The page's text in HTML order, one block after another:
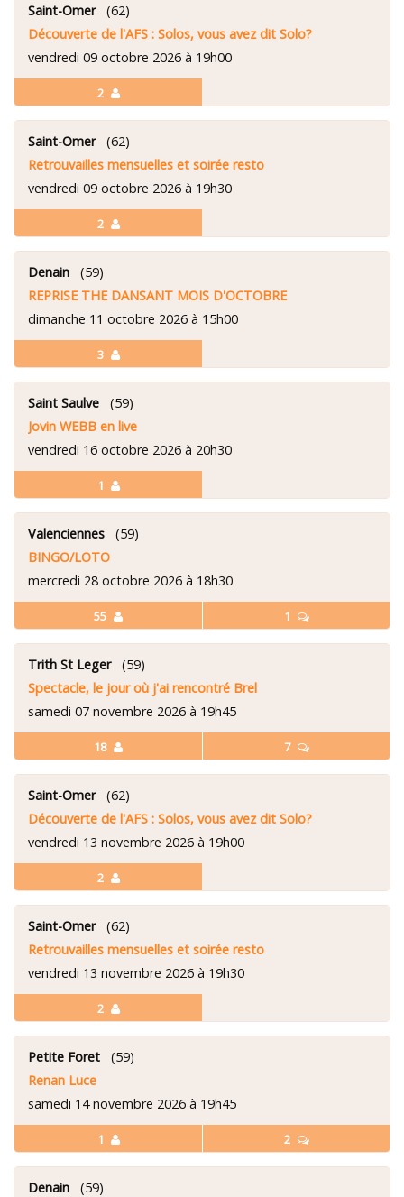
2
Saint-Omer(62)
Découverte de l'AFS : Solos, vous avez dit Solo?
vendredi 09 octobre 2026 à 19h00
2
Saint-Omer(62)
Retrouvailles mensuelles et soirée resto
vendredi 09 octobre 2026 à 19h30
3
Denain (59)
REPRISE THE DANSANT MOIS D'OCTOBRE
dimanche 11 octobre 2026 à 15h00
1
Saint Saulve (59)
Jovin WEBB en live
vendredi 16 octobre 2026 à 20h30
55 1
Valenciennes (59)
BINGO/LOTO
mercredi 28 octobre 2026 à 18h30
18 7
Trith St Leger(59)
Spectacle, le jour où j'ai rencontré Brel
samedi 07 novembre 2026 à 19h45
2
Saint-Omer(62)
Découverte de l'AFS : Solos, vous avez dit Solo?
vendredi 13 novembre 2026 à 19h00
2
Saint-Omer(62)
Retrouvailles mensuelles et soirée resto
vendredi 13 novembre 2026 à 19h30
1 2
Petite Foret (59)
Renan Luce
samedi 14 novembre 2026 à 19h45
Denain (59)